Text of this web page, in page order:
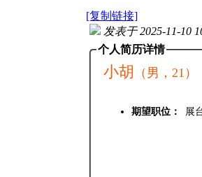
[复制链接]
发表于 2025-11-10
个人简历详情
小胡 （男，21）
期望职位： 展